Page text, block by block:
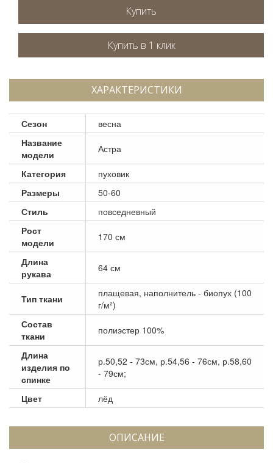
Купить
ХАРАКТЕРИСТИКИ
Сезон
весна
Название
модели
Астра
Категория
пуховик
Размеры
50-60
Стиль
повседневный
Рост
модели
170 см
Длина
рукава
64 см
Тип ткани
плащевая, наполнитель - биопух (100
г/м²)
Состав
ткани
полиэстер 100%
Длина
изделия по
спинке
р.50,52 - 73см, р.54,56 - 76см, р.58,60
- 79см;
Цвет лёд
ОПИСАНИЕ